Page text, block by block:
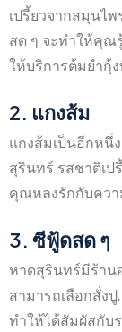
เปรี้ยวจากสมุนไ
สด ๆ จะทำให้คุณ
ให้บริการต้มยำกุ้
2. แกงส้ม
แกงส้มเป็นอีกหนึ่
สุรินทร์ รสชาติเป
คุณหลงรักกับควา
3. ซีฟู้ดสด ๆ
หาดสุรินทร์มีร้า
สามารถเลือกสั่ง
ทำให้ได้สัมผัสกับ